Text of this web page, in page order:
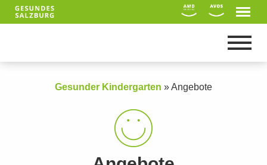
Gesunder Kindergarten »Angebote